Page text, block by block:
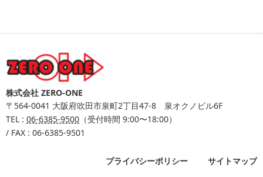
株式会社 ZERO-ONE
〒564-0041 大阪府吹田市泉町2丁目47-8 泉オクノビル6F
TEL : 06-6385-9500 （受付時間 9:00〜18:00）
/ FAX : 06-6385-9501
プライバシーポリシー サイトマップ